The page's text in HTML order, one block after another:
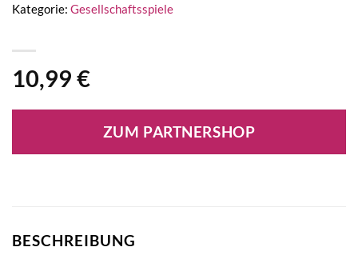
10,99 €
ZUM PARTNERSHOP
Kategorie: Gesellschaftsspiele
BESCHREIBUNG